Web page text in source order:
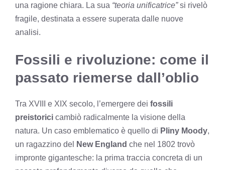
una ragione chiara. La sua “teoria unificatrice”si rivelò
fragile, destinata a essere superata dalle nuove
analisi.
Fossili e rivoluzione: come il
passato riemerse dall’oblio
Tra XVIII e XIX secolo, l’emergere dei fossili
preistorici cambiò radicalmente la visione della
natura. Un caso emblematico è quello di Pliny Moody,
un ragazzino del
New England che nel 1802 trovò
impronte gigantesche: la prima traccia concreta di un